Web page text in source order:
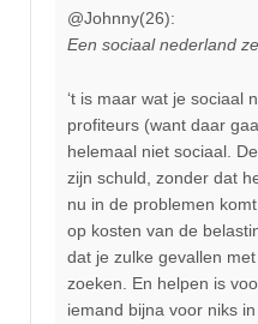
@Johnny(26):
Een sociaal nederland
‘t is maar wat je sociaal
profiteurs (want daar
helemaal niet sociaal.
zijn schuld, zonder dat
nu in de problemen
op kosten van de
dat je zulke gevallen
zoeken. En helpen is
iemand bijna voor niks